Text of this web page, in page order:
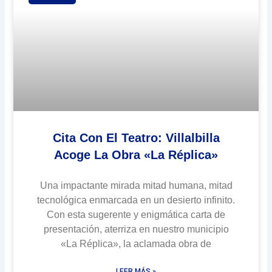
Cita Con El Teatro: Villalbilla
Acoge La Obra «La Réplica»
Una impactante mirada mitad humana, mitad
tecnológica enmarcada en un desierto infinito.
Con esta sugerente y enigmática carta de
presentación, aterriza en nuestro municipio
«La Réplica», la aclamada obra de